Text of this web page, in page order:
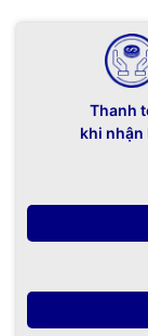
Thanh
khi nhận